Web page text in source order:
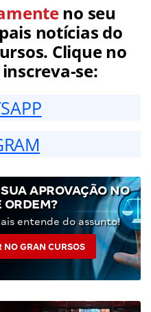
no seu
notícias do
Clique no
se:
APROVAÇÃO NO
ORDEM?
entende do assunto!
NO GRAN CURSOS